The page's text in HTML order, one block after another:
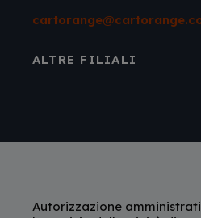
ALTRE FILIALI
Autorizzazione